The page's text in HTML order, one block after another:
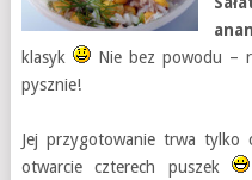
klasyk
Nie bez powodu –
pysznie!
Jej przygotowanie trwa tylko
otwarcie czterech puszek